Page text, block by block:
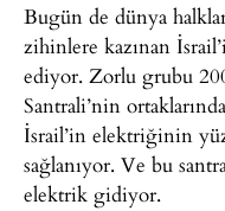
Bugün de dünya
zihinlere kazınan
ediyor. Zorlu grubu
Santrali’nin
İsrail’in elektriğinin
sağlanıyor. Ve bu
elektrik gidiyor.